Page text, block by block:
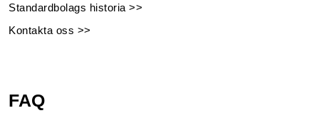
Standardbolags historia >>
Kontakta oss >>
FAQ